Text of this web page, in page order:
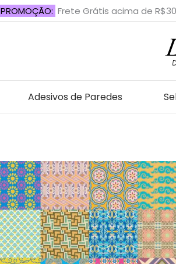
PROMOÇÃO: Frete Grátis acima de
Adesivos de Paredes